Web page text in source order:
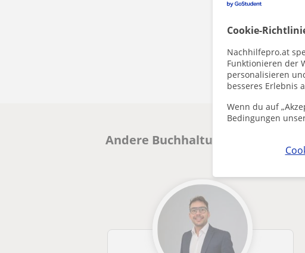
Cookie-
Nachhilfepro.at
Funktionieren der
personalisieren
besseres Erlebnis
Wenn du auf
Bedingungen
Andere Buchhaltung und